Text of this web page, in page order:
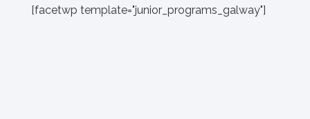
[facetwp template="junior_programs_galway"]